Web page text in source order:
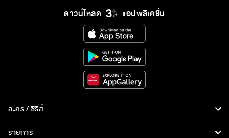
ดาวน์โหลด แอปพลิเคชั่น
ละคร / ซีรีส์
รายการ